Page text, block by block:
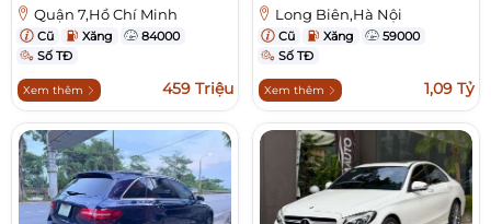
Quận 7,Hồ Chí Minh
Cũ Xăng
84000
Số TĐ
Xem thêm 459 Triệu
Long Biên,Hà Nội
Cũ Xăng
59000
Số TĐ
Xem thêm 1,09 Tỷ